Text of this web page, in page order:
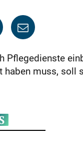
Pflegedienste
muss, soll